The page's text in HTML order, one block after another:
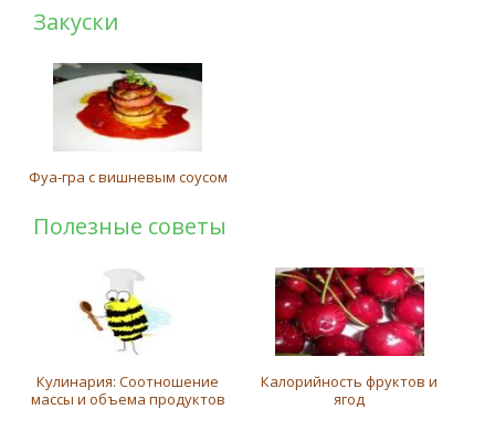
Закуски
Фуа-гра с вишневым соусом
Полезные советы
Кулинария: Соотношение
массы и объема продуктов
Калорийность фруктов и
ягод